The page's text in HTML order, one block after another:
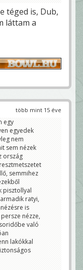
a benn
téged is, Dub,
láttam a
több mint 15 éve
egy
egyedek
nem
sem nézek
ország
semmihez
pisztollyal
ratyi,
is
nézze,
való
lakókkal